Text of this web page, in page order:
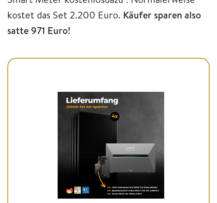
kostet das Set 2.200 Euro. Käufer sparen also
satte 971 Euro!